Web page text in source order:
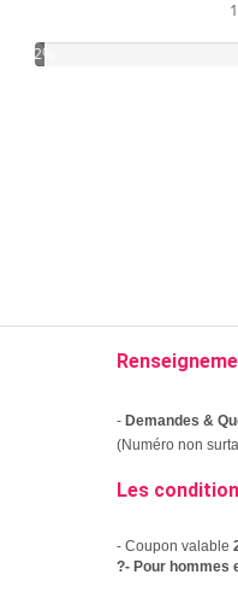
2%
-Demandes &
(Numéro non
Les
- Coupon valable
?- Pour hommes